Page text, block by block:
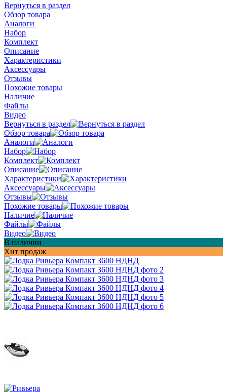
Вернуться в раздел
Обзор товара
Аналоги
Набор
Комплект
Описание
Характеристики
Аксессуары
Отзывы
Похожие товары
Наличие
Файлы
Видео
Вернуться в раздел
Обзор товара
Аналоги
Набор
Комплект
Описание
Характеристики
Аксессуары
Отзывы
Похожие товары
Наличие
Файлы
Видео
В наличии
Хит продаж